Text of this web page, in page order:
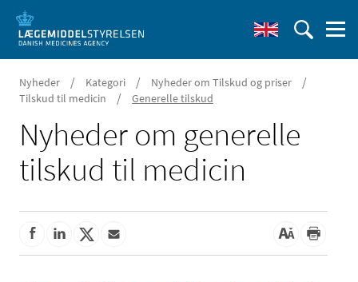
Nyheder / Kategori / Nyheder om Tilskud og priser /
Tilskud til medicin / Generelle tilskud
Nyheder om generelle
tilskud til medicin